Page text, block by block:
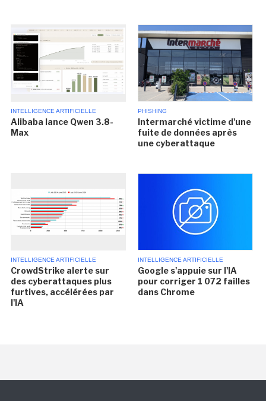
INTELLIGENCE ARTIFICIELLE
Alibaba lance Qwen 3.8-
Max
PHISHING
Intermarché victime d'une
fuite de données après
une cyberattaque
INTELLIGENCE ARTIFICIELLE
CrowdStrike alerte sur
des cyberattaques plus
furtives, accélérées par
l'IA
INTELLIGENCE ARTIFICIELLE
Google s'appuie sur l'IA
pour corriger 1 072 failles
dans Chrome